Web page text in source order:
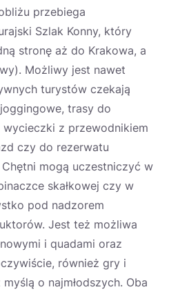
przebiega
Szlak Konny, który
stronę aż do Krakowa, a
Możliwy jest nawet
turystów czekają
trasy do
z przewodnikiem
czy do rezerwatu
mogą uczestniczyć w
skałkowej czy w
pod nadzorem
Jest też możliwa
i quadami oraz
również gry i
o najmłodszych. Oba